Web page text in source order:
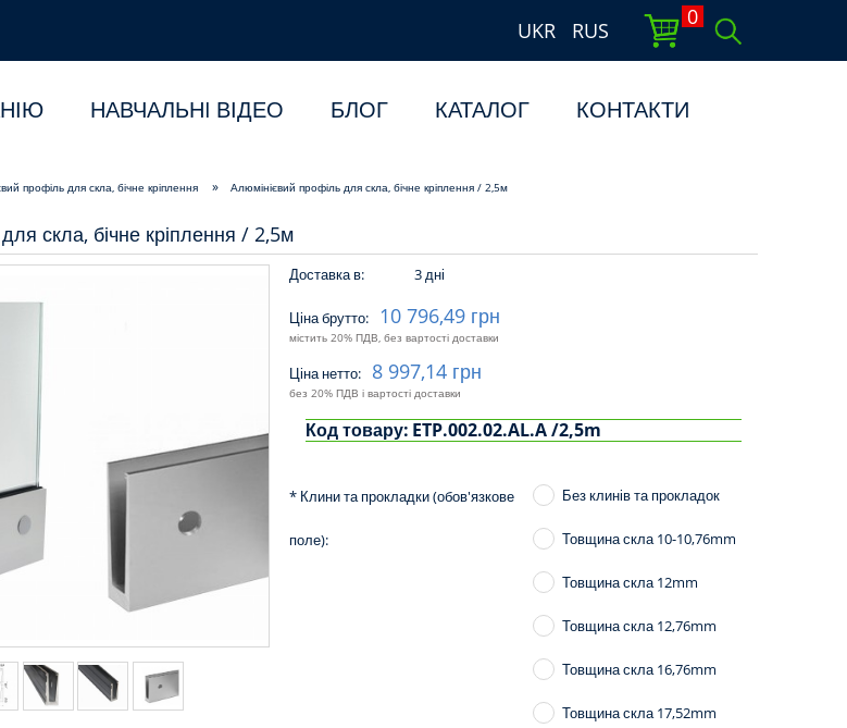
UKR RUS
0
НАВЧАЛЬНI ВІДЕО БЛОГ КАТАЛОГ КОНТАКТИ
профіль для скла, бічне кріплення » Алюмінієвий профіль для скла, бічне кріплення / 2,5м
скла, бічне кріплення / 2,5м
Доставка в: 3 дні
Ціна брутто: 10 796,49 грн
містить 20% ПДВ, без вартості доставки
Ціна нетто: 8 997,14 грн
без 20% ПДВ і вартості доставки
Код товару: ETP.002.02.AL.A /2,5m
* Клини та прокладки (обов'язкове
поле):
Без клинів та прокладок
Товщина скла 10-10,76mm
Товщина скла 12mm
Товщина скла 12,76mm
Товщина скла 16,76mm
Товщина скла 17,52mm